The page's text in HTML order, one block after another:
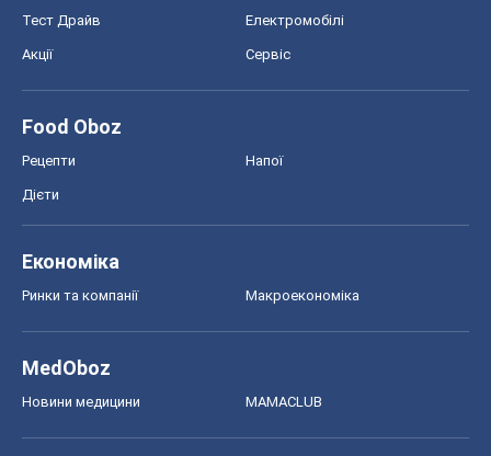
Тест Драйв Електромобілі
Акції Сервіс
Food Oboz
Рецепти Напої
Дієти
Економіка
Ринки та компанії Макроекономіка
MedOboz
Новини медицини MAMACLUB